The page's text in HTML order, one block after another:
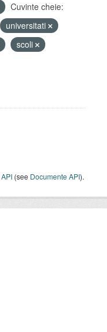
Cuvinte cheie:
universitati
scoli
API (see Documente API).